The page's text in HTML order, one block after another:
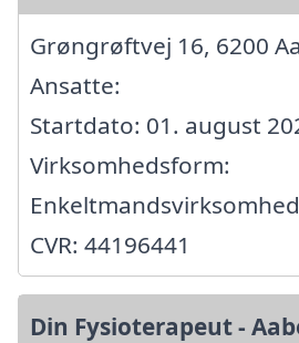
Grøngrøftvej 16, 6200
Ansatte:
Startdato: 01. august
Virksomhedsform:
Enkeltmandsvirksomhed
CVR: 44196441
Din Fysioterapeut -